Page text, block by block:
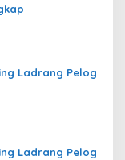
Ladrang Pelog
Ladrang Pelog